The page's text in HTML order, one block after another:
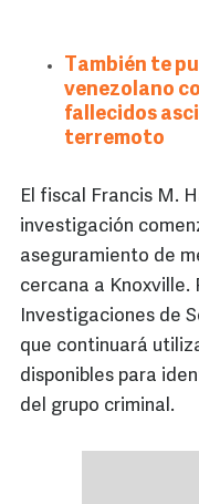
También te
venezolano
fallecidos
terremoto
El fiscal Francis M.
investigación
aseguramiento de
cercana a Knoxville.
Investigaciones de
que continuará
disponibles para
del grupo criminal.